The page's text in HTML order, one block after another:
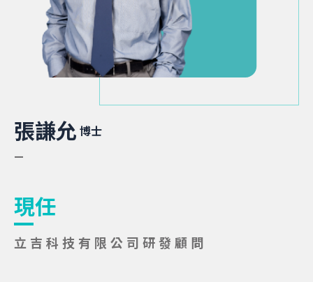
張謙允 博士
—
現任
立吉科技有限公司研發顧問